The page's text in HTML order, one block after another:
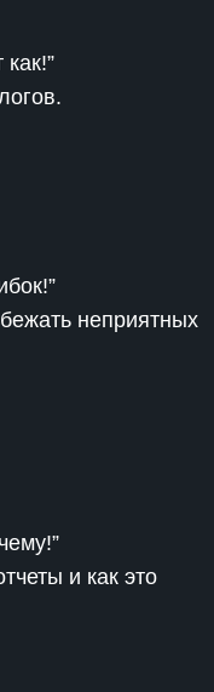
неприятных
и как это